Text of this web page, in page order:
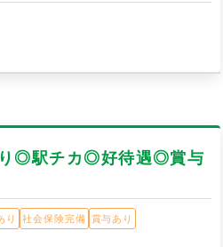
り◎駅チカ◎好待遇◎賞与
り 社会保険完備 賞与あり